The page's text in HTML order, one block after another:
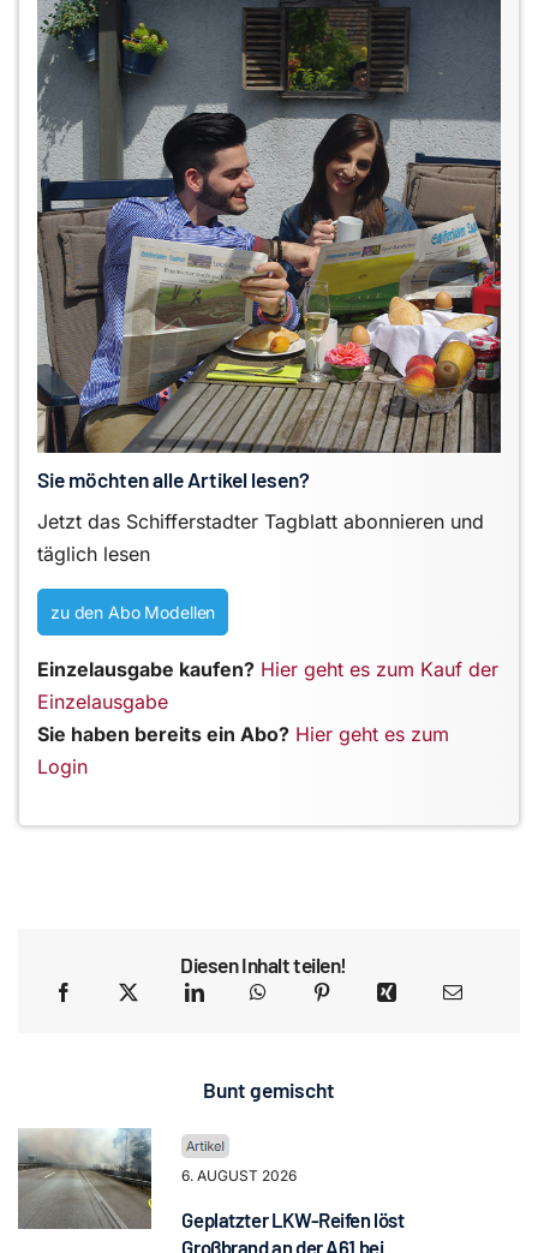
Sie möchten alle Artikel lesen?
Jetzt das Schifferstadter Tagblatt abonnieren und
täglich lesen
zu den Abo Modellen
Einzelausgabe kaufen? Hier geht es zum Kauf der
Einzelausgabe
Sie haben bereits ein Abo? Hier geht es zum
Login
Diesen Inhalt teilen!
Bunt gemischt
6. AUGUST 2026
Geplatzter LKW-Reifen löst
Großbrand an der A61 bei